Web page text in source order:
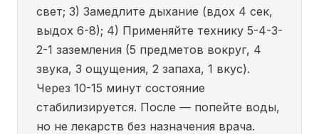
свет; 3) Замедлите дыхание (вдох 4 сек,
выдох 6-8); 4) Применяйте технику 5-4-3-
2-1 заземления (5 предметов вокруг, 4
звука, 3 ощущения, 2 запаха, 1 вкус).
Через 10-15 минут состояние
стабилизируется. После — попейте воды,
но не лекарств без назначения врача.